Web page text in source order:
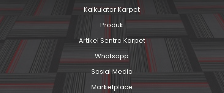
Kalkulator Karpet
Produk
Artikel Sentra Karpet
Whatsapp
Sosial Media
Marketplace